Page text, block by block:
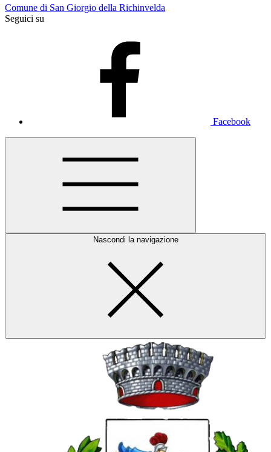
Comune di San Giorgio della Richinvelda
Seguici su
Facebook
Nascondi la navigazione